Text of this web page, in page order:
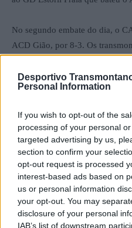
Desportivo
Personal Information
If you wish to opt-out of the
processing of your personal
targeted advertising by us,
section to confirm your
opt-out request is processed
interest-based ads based on
us or personal information
your opt-out. You may
disclosure of your personal
IAB’s list of downstream
No segundo embate do dia, o
ACD Gião, por 8-3. Os
Pinheiros / TH Clothes, por 11-3.
Touring 1970 venceu o
Praia de Mira disputa o lugar
Real, que ficou isento de jogar
sorteio.
Quanto ao Abambres SC e à
oitavos-de-final, só entram em